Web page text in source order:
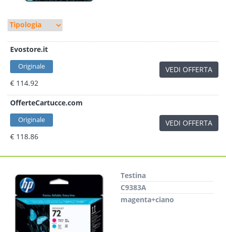
Evostore.it
Originale
€ 114.92
VEDI OFFERTA
OfferteCartucce.com
Originale
€ 118.86
VEDI OFFERTA
Testina
C9383A
magenta+ciano